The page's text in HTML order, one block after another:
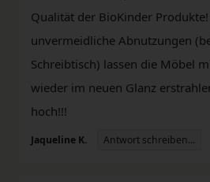
Qualität der BioKinder Produkte!
unvermeidliche Abnutzungen
Schreibtisch) lassen die Möbel
wieder im neuen Glanz
hoch!!!
Jaqueline K. Antwort schreiben...